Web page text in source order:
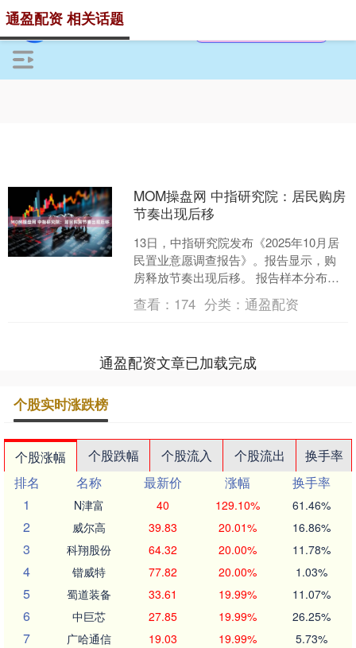
通盈配资 相关话题
MOM操盘网 中指研究院：居民购房
节奏出现后移
13日，中指研究院发布《2025年10月居
民置业意愿调查报告》。报告显示，购
房释放节奏出现后移。 报告样本分布在
主力购房年龄段、主力能级城市：从城
市能级和年龄分....
查看： 174 分类：通盈配资
通盈配资文章已加载完成
个股实时涨跌榜
个股涨幅 个股跌幅 个股流入 个股流出
换手率
排名
名称 最新价 涨幅
换手率
1
N津富 40 129.10% 61.46%
2 威尔高 39.83 20.01% 16.86%
3 科翔股份 64.32 20.00% 11.78%
4 锴威特 77.82 20.00% 1.03%
5 蜀道装备 33.61 19.99% 11.07%
6 中巨芯 27.85 19.99% 26.25%
7 广哈通信 19.03 19.99% 5.73%